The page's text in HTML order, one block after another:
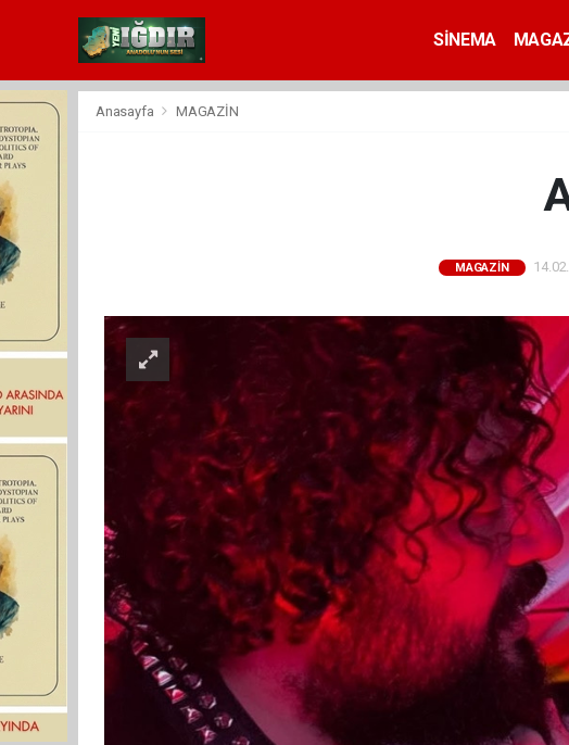
SİNEMA
Anasayfa MAGAZİN
MAGAZİN